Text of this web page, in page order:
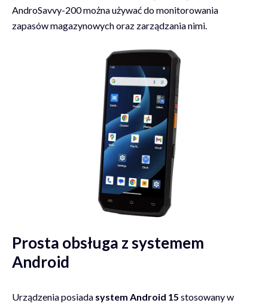
AndroSavvy-200 można używać do monitorowania
zapasów magazynowych oraz zarządzania nimi.
Prosta obsługa z systemem
Android
Urządzenia posiada system Android 15 stosowany w